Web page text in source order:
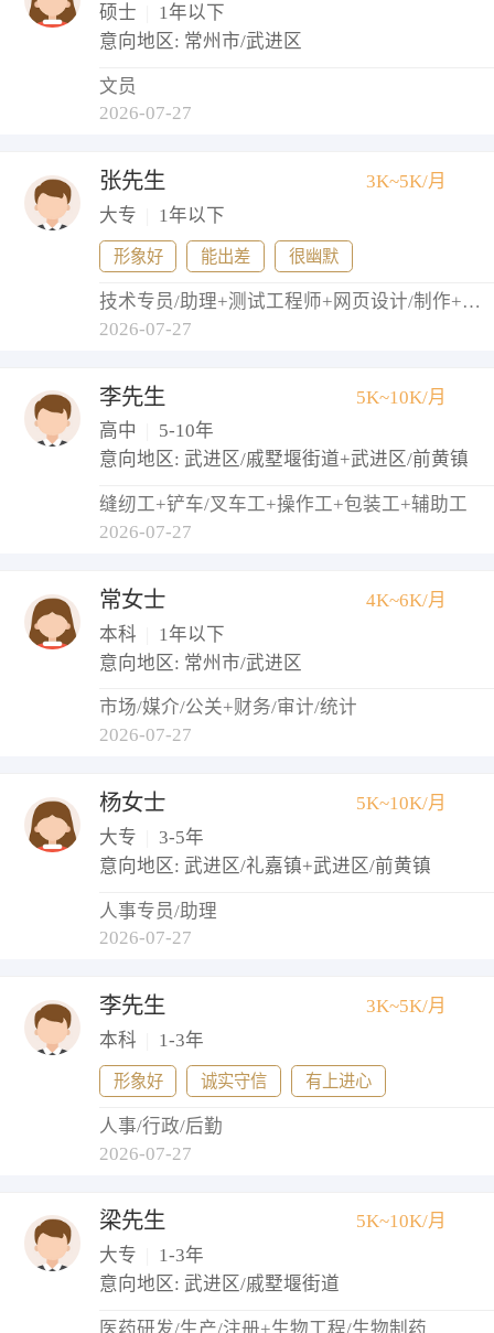
硕士
1年以下
意向地区: 常州市/武进区
文员
2026-07-27
张先生
3K~5K/月
大专
1年以下
形象好 能出差 很幽默
技术专员/助理+测试工程师+网页设计/制作+网络管理员+实施工程师
2026-07-27
李先生
5K~10K/月
高中
5-10年
意向地区: 武进区/戚墅堰街道+武进区/前黄镇
缝纫工+铲车/叉车工+操作工+包装工+辅助工
2026-07-27
常女士
4K~6K/月
本科
1年以下
意向地区: 常州市/武进区
市场/媒介/公关+财务/审计/统计
2026-07-27
杨女士
5K~10K/月
大专
3-5年
意向地区: 武进区/礼嘉镇+武进区/前黄镇
人事专员/助理
2026-07-27
李先生
3K~5K/月
本科
1-3年
形象好 诚实守信 有上进心
人事/行政/后勤
2026-07-27
梁先生
5K~10K/月
大专
1-3年
意向地区: 武进区/戚墅堰街道